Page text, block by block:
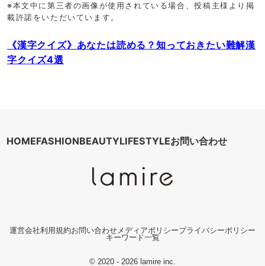
※本文中に第三者の画像が使用されている場合、投稿主様より掲
載許諾をいただいています。
《漢字クイズ》あなたは読める？知っておきたい難解漢
字クイズ4選
HOMEFASHIONBEAUTYLIFESTYLEお問い合わせ
運営会社利用規約お問い合わせメディアポリシープライバシーポリシー
キーワード一覧
© 2020 - 2026 lamire inc.